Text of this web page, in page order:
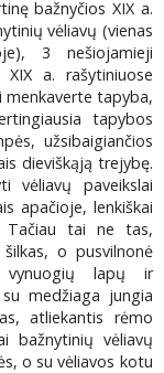
bažnyčios XIX a.
vėliavų (vienas
3 nešiojamieji
a. rašytiniuose
menkaverte tapyba,
tapybos
užsibaigiančios
dieviškąją trejybę.
vėliavų paveikslai
apačioje, lenkiškai
Tačiau tai ne tas,
o pusvilnonė
vynuogių lapų ir
medžiaga jungia
atliekantis rėmo
bažnytinių vėliavų
o su vėliavos kotu